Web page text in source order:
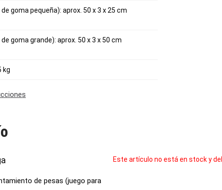
goma pequeña): aprox. 50 x 3 x 25 cm
goma grande): aprox. 50 x 3 x 50 cm
kg
de pesas (juego para
Este artículo no está en stock y